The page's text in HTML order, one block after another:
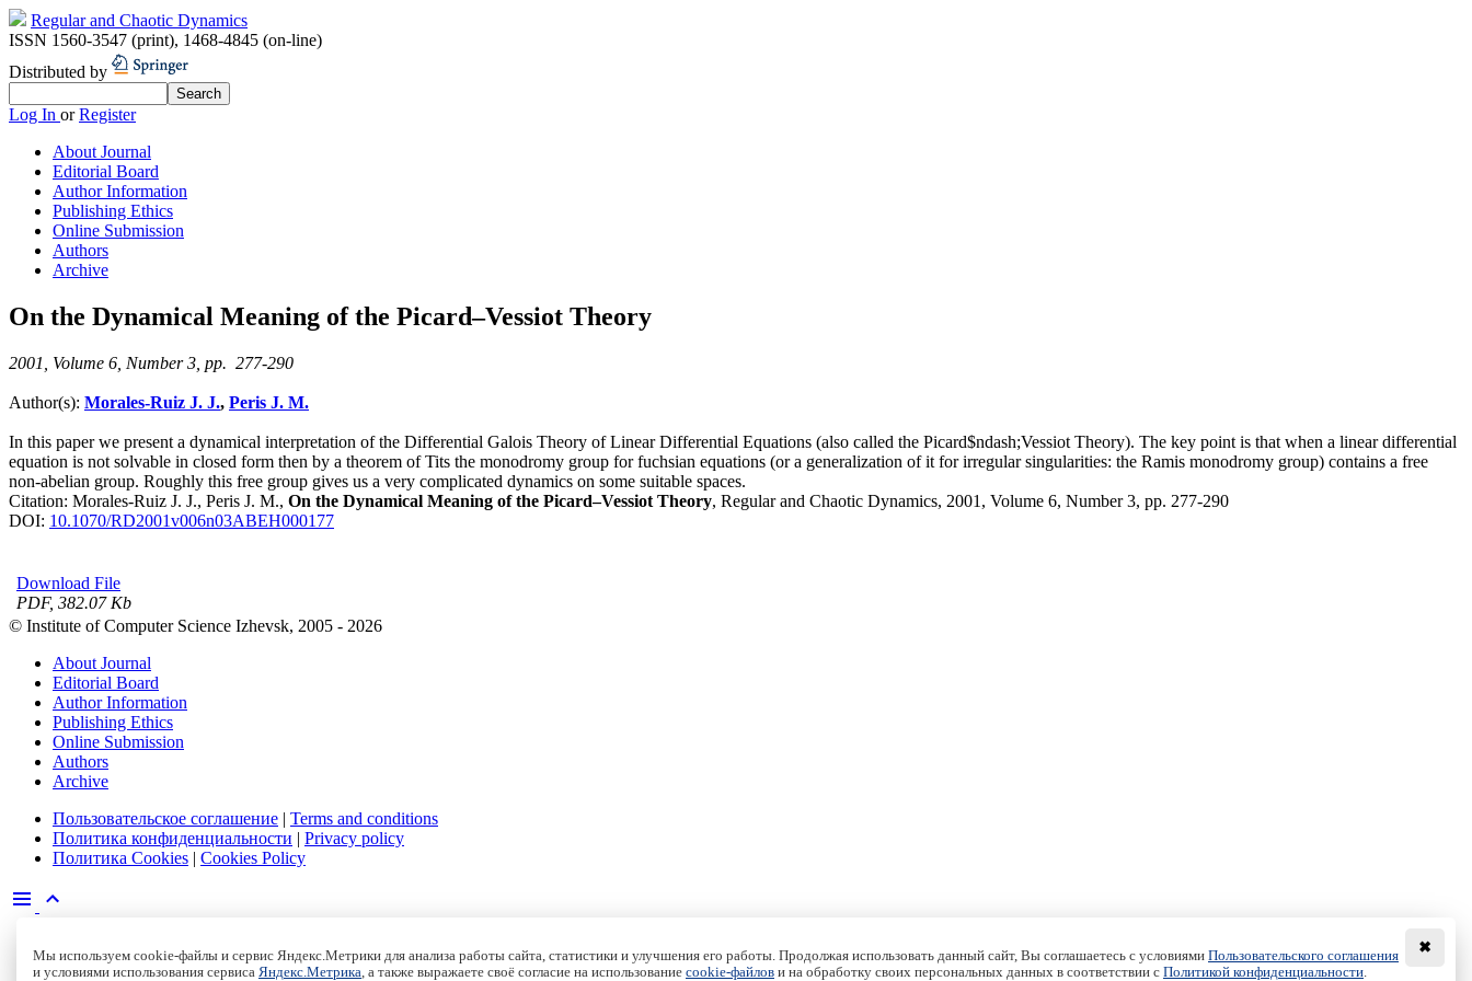
Regular and Chaotic Dynamics
ISSN 1560-3547 (print), 1468-4845 (on-line)
Distributed by
Log In orRegister
About Journal
Editorial Board
Author Information
Publishing Ethics
Online Submission
Authors
Archive
On the Dynamical Meaning of the Picard–Vessiot Theory
2001, Volume 6, Number 3, pp. 277-290
Author(s): Morales-Ruiz J. J., Peris J. M.
In this paper we present a dynamical interpretation of the Differential Galois Theory of Linear Differential Equations (also called the Picard$ndash;Vessiot Theory). The key point is that when a linear differential
equation is not solvable in closed form then by a theorem of Tits the monodromy group for fuchsian equations (or a generalization of it for irregular singularities: the Ramis monodromy group) contains a free
non-abelian group. Roughly this free group gives us a very complicated dynamics on some suitable spaces.
Citation: Morales-Ruiz J. J., Peris J. M., On the Dynamical Meaning of the Picard–Vessiot Theory, Regular and Chaotic Dynamics, 2001, Volume 6, Number 3, pp. 277-290
DOI: 10.1070/RD2001v006n03ABEH000177
Download File
PDF, 382.07 Kb
© Institute of Computer Science Izhevsk, 2005 - 2026
About Journal
Editorial Board
Author Information
Publishing Ethics
Online Submission
Authors
Archive
Пользовательское соглашение | Terms and conditions
Политика конфиденциальности | Privacy policy
Политика Cookies | Cookies Policy
✖
Мы используем cookie-файлы и сервис Яндекс.Метрики для анализа работы сайта, статистики и улучшения его работы. Продолжая использовать данный сайт, Вы соглашаетесь с условиями Пользовательского соглашения
и условиями использования сервиса Яндекс.Метрика , а также выражаете своё согласие на использование cookie-файлов и на обработку своих персональных данных в соответствии с Политикой конфиденциальности